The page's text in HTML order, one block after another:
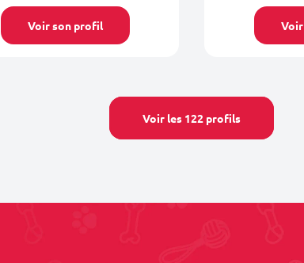
Voir son profil
Voir les 122 profils